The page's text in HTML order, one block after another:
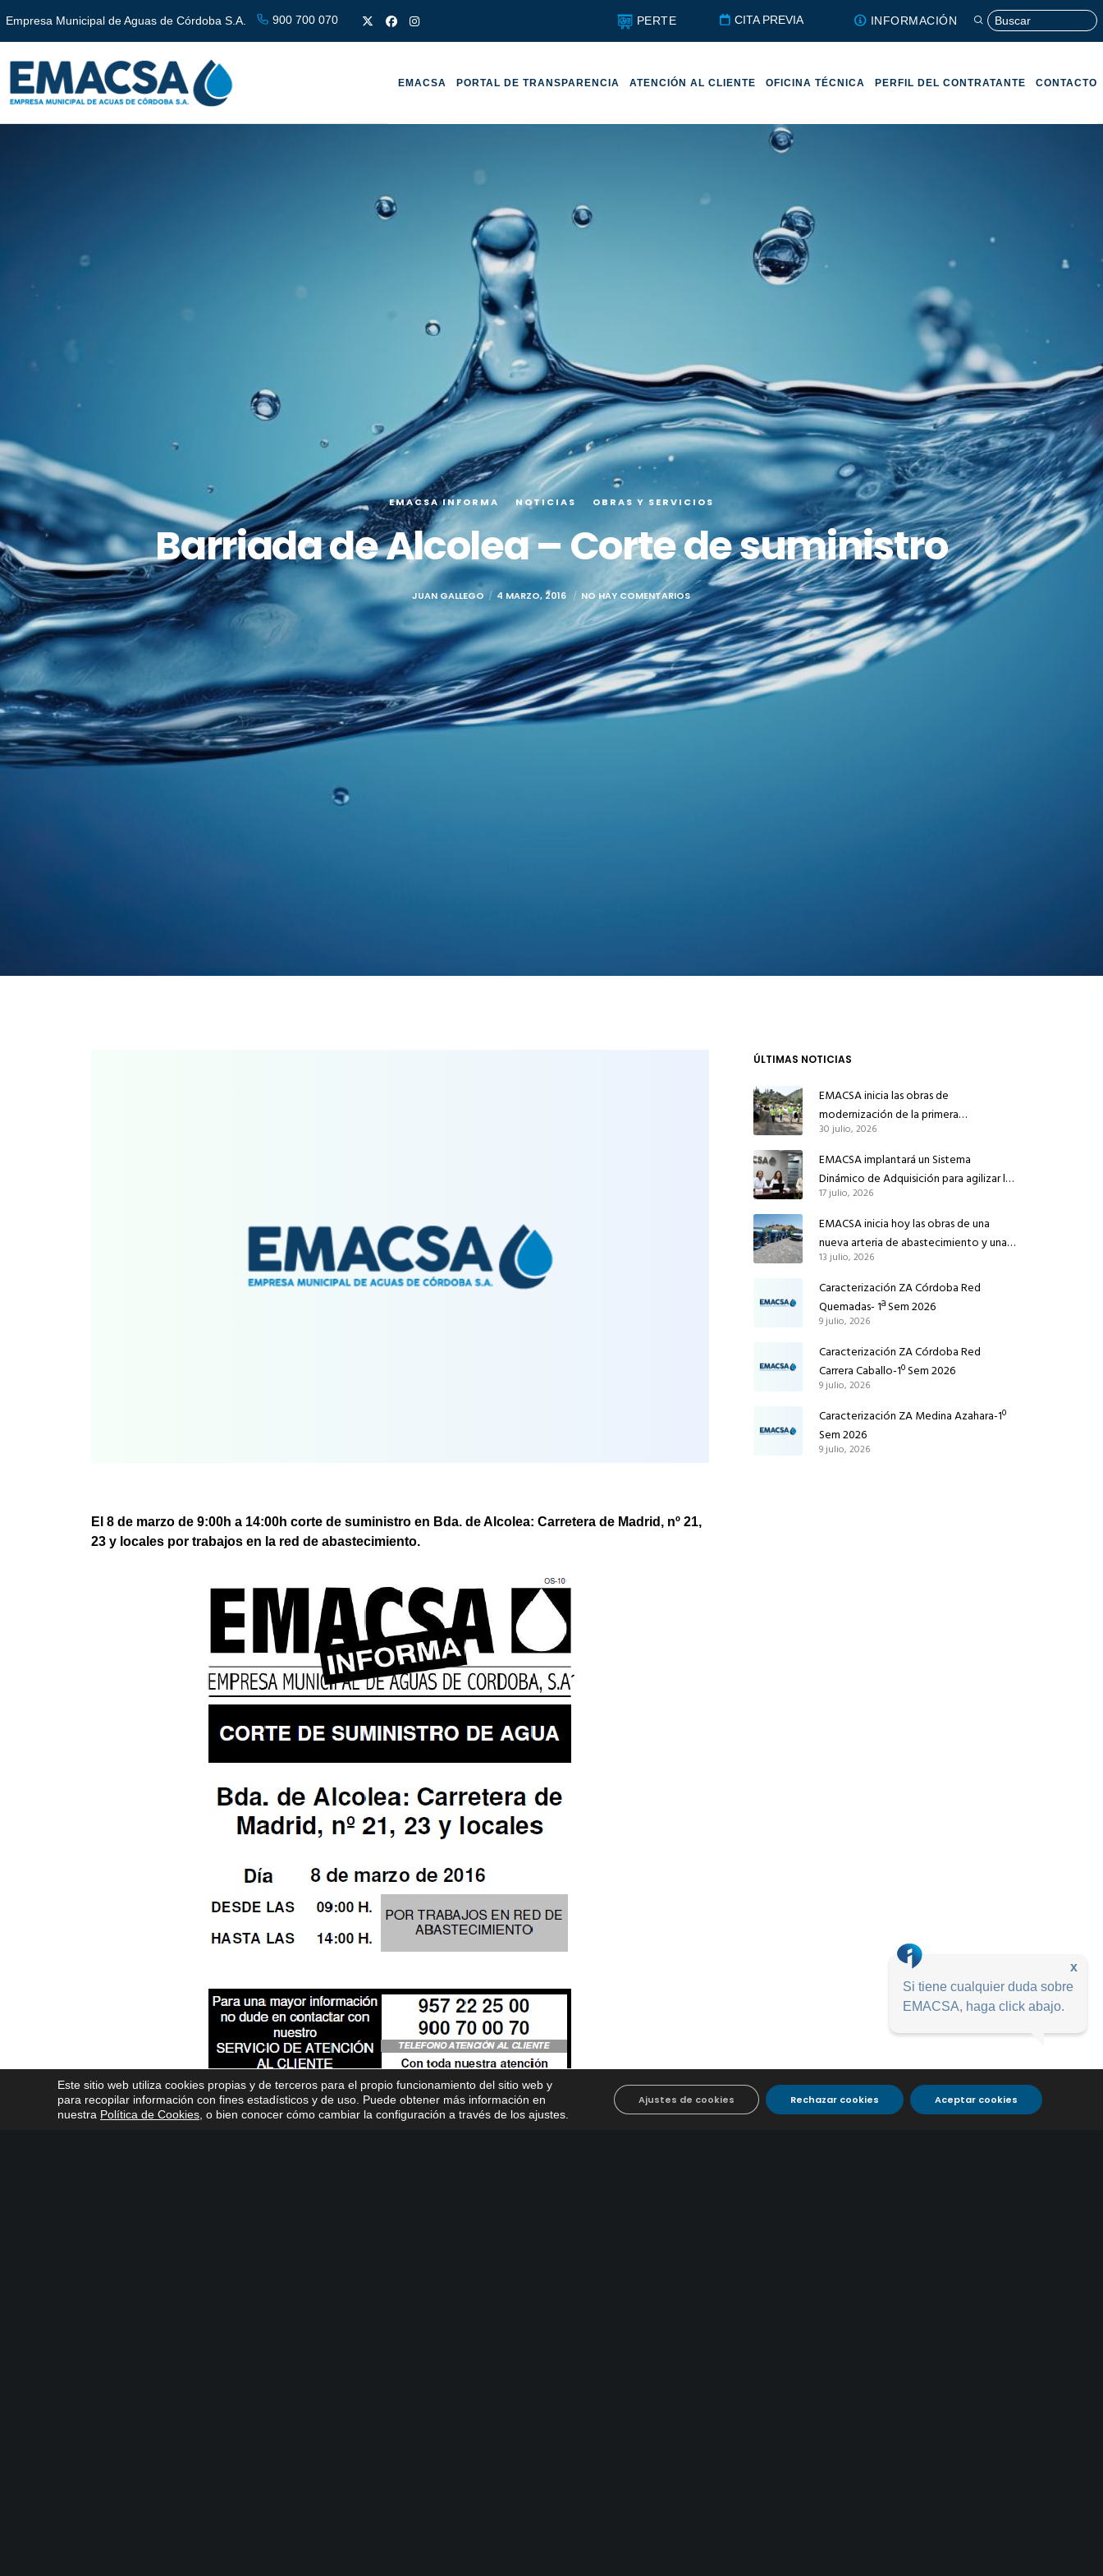
Empresa Municipal de Aguas de Córdoba S.A. 900 700 070 PERTE CITA PREVIA INFORMACIÓN
EMACSA PORTAL DE TRANSPARENCIA ATENCIÓN AL CLIENTE OFICINA TÉCNICA PERFIL DEL CONTRATANTE CONTACTO
EMACSA INFORMA NOTICIAS OBRAS Y SERVICIOS
Barriada de Alcolea – Corte de suministro
JUAN GALLEGO 4 MARZO, 2016 NO HAY COMENTARIOS
El 8 de marzo de 9:00h a 14:00h corte de suministro en Bda. de Alcolea: Carretera de Madrid, nº 21,
23 y locales por trabajos en la red de abastecimiento.
ÚLTIMAS NOTICIAS
EMACSA inicia las obras de
modernización de la primera
conducción de abastecimiento para
reforzar el suministro de agua de
Córdoba
30 julio, 2026
EMACSA implantará un Sistema
Dinámico de Adquisición para agilizar la
contratación de obras en sus redes e
instalaciones
17 julio, 2026
EMACSA inicia hoy las obras de una
nueva arteria de abastecimiento y una
red de agua no potable en Ingeniero
Ruiz de Azúa
13 julio, 2026
Caracterización ZA Córdoba Red
Quemadas- 1ª Sem 2026
9 julio, 2026
Caracterización ZA Córdoba Red
Carrera Caballo-1º Sem 2026
9 julio, 2026
Caracterización ZA Medina Azahara-1º
Sem 2026
9 julio, 2026
Este sitio web utiliza cookies propias y de terceros para el propio funcionamiento del sitio web y
para recopilar información con fines estadísticos y de uso. Puede obtener más información en
nuestra Política de Cookies , o bien conocer cómo cambiar la configuración a través de los ajustes
Aceptar cookies
Rechazar cookies
Ajustes de cookies
x
Si tiene cualquier duda sobre
EMACSA, haga click abajo.